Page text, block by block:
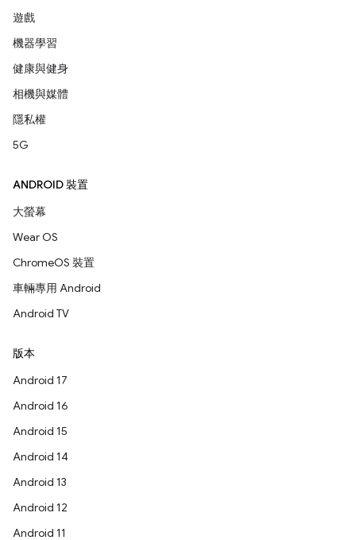
遊戲
機器學習
健康與健身
相機與媒體
隱私權
5G
ANDROID 裝置
大螢幕
Wear OS
ChromeOS 裝置
車輛專用 Android
Android TV
版本
Android 17
Android 16
Android 15
Android 14
Android 13
Android 12
Android 11